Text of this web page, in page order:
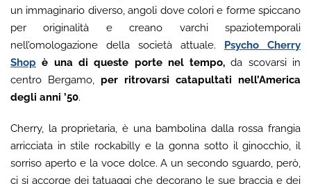
un immaginario diverso, angoli dove colori e forme spiccano
per originalità e creano varchi spaziotemporali
nell’omologazione della società attuale. Psycho
Cherry
Shop è una di queste porte nel tempo,da scovarsi in
centro Bergamo, per ritrovarsi catapultati nell’America
degli anni ’50.
Cherry, la proprietaria, è una bambolina dalla rossa frangia
arricciata in stile rockabilly e la gonna sotto il ginocchio, il
sorriso aperto e la voce dolce. A un secondo sguardo, però,
ci si accorge dei tatuaggi che decorano le sue braccia e dei